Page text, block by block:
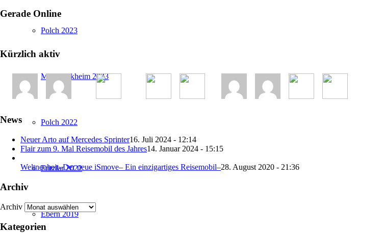
Polch 2023
Mainstockheim 2023
Polch 2022
Fritzlar 2022
Ebern 2019
Gerade Online
Kürzlich aktiv
News
Neuer Arto auf Mercedes Sprinter16. Juli 2024 - 12:14
Flair zum 9. Mal Reisemobil des Jahres14. Januar 2024 - 15:15
Weltneuheit–Der neue iSmove– Ein einzigartiges Reisemobil–28. August 2020 - 21:36
Archiv
Archiv
Kategorien